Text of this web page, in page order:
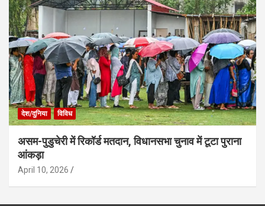
देश/दुनिया विविध
असम-पुडुचेरी में रिकॉर्ड मतदान, विधानसभा चुनाव में टूटा पुराना
आंकड़ा
April 10, 2026